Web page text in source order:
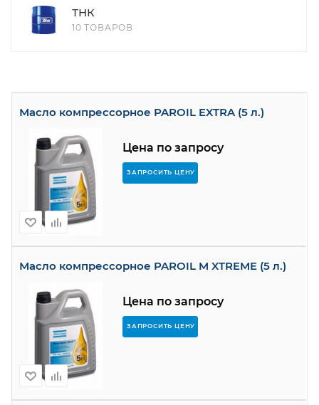
ТНК
10 ТОВАРОВ
Масло компрессорное PAROIL EXTRA (5 л.)
Цена по запросу
ЗАПРОСИТЬ ЦЕНУ
Масло компрессорное PAROIL M XTREME (5 л.)
Цена по запросу
ЗАПРОСИТЬ ЦЕНУ